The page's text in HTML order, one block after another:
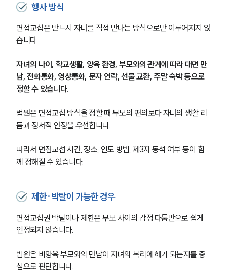
행사 방식
면접교섭은 반드시 자녀를 직접 만나는 방식으로만 이루어지지 않
습니다.
자녀의 나이, 학교생활, 양육 환경, 부모와의 관계에 따라 대면 만
남, 전화통화, 영상통화, 문자 연락, 선물 교환, 주말 숙박 등으로
정할 수 있습니다.
법원은 면접교섭 방식을 정할 때 부모의 편의보다 자녀의 생활 리
듬과 정서적 안정을 우선합니다.
따라서 면접교섭 시간, 장소, 인도 방법, 제3자 동석 여부 등이 함
께 정해질 수 있습니다.
제한·박탈이 가능한 경우
면접교섭권 박탈이나 제한은 부모 사이의 감정 다툼만으로 쉽게
인정되지 않습니다.
법원은 비양육 부모와의 만남이 자녀의 복리에 해가 되는지를 중
심으로 판단합니다.